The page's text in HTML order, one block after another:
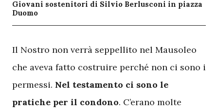
Giovani sostenitori di Silvio Berlusconi in piazza
Duomo
Il Nostro non verrà seppellito nel Mausoleo
che aveva fatto costruire perché non ci sono i
permessi. Nel testamento ci sono le
pratiche per il condono. C’erano molte